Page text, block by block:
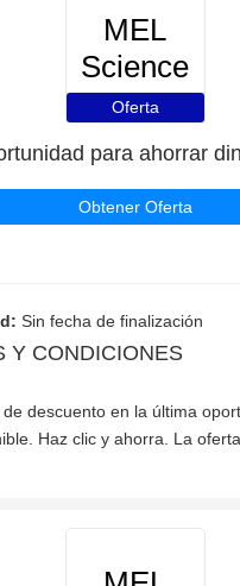
MEL
Science
Oferta
Obtener Oferta
Sin fecha de finalización
Y CONDICIONES
descuento en la última
Haz clic y ahorra. La